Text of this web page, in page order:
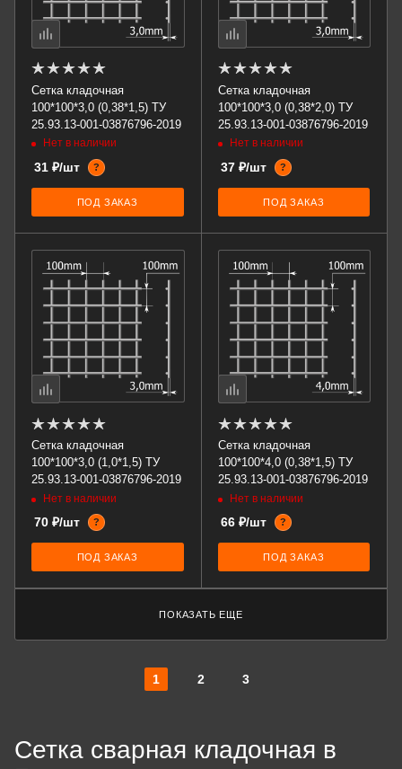
Сетка кладочная
100*100*3,0 (0,38*1,5) ТУ
25.93.13-001-03876796-2019
Нет в наличии
31 ₽/шт ?
ПОД ЗАКАЗ
Сетка кладочная
100*100*3,0 (0,38*2,0) ТУ
25.93.13-001-03876796-2019
Нет в наличии
37 ₽/шт ?
ПОД ЗАКАЗ
Сетка кладочная
100*100*3,0 (1,0*1,5) ТУ
25.93.13-001-03876796-2019
Нет в наличии
70 ₽/шт ?
ПОД ЗАКАЗ
Сетка кладочная
100*100*4,0 (0,38*1,5) ТУ
25.93.13-001-03876796-2019
Нет в наличии
66 ₽/шт ?
ПОД ЗАКАЗ
ПОКАЗАТЬ ЕЩЕ
1 2 3
Сетка сварная кладочная в